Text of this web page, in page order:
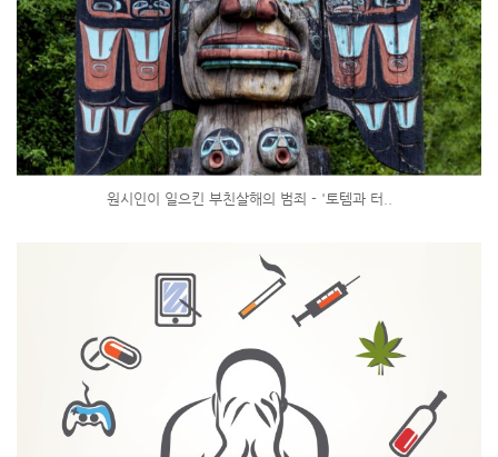
원시인이 일으킨 부친살해의 범죄 - '토템과 터..